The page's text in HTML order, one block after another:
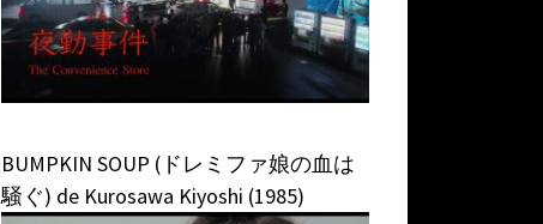
BUMPKIN SOUP (ドレミファ娘の血は
騒ぐ) de Kurosawa Kiyoshi (1985)